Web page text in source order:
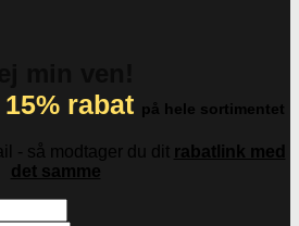
15% rabat på hele sortimentet
- så modtager du dit rabatlink med
det samme